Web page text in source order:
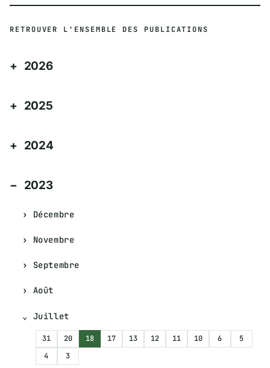
RETROUVER L'ENSEMBLE DES PUBLICATIONS
2026
2025
2024
2023
Décembre
Novembre
Septembre
Août
Juillet
31 20 18 17 13 12 11 10 6
5
4
3